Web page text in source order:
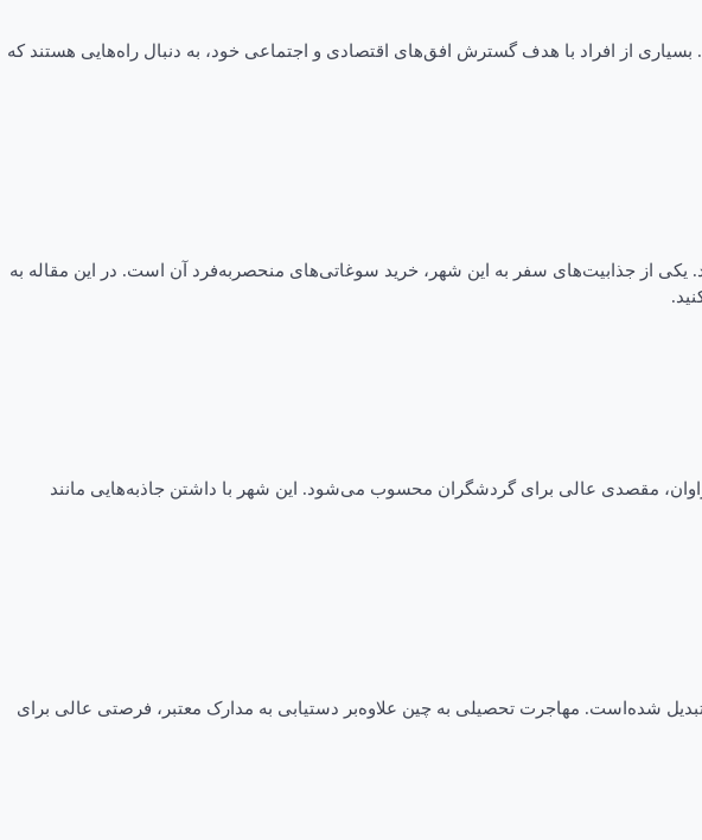
از افراد با هدف گسترش افق‌های اقتصادی و اجتماعی خود، به دنبال راه‌هایی هستند که
یکی از جذابیت‌های سفر به این شهر، خرید سوغاتی‌های منحصربه‌فرد آن است. در این مقاله به
مقصدی عالی برای گردشگران محسوب می‌شود. این شهر با داشتن جاذبه‌هایی مانند
شده‌است. مهاجرت تحصیلی به چین علاوه‌بر دستیابی به مدارک معتبر، فرصتی عالی برای